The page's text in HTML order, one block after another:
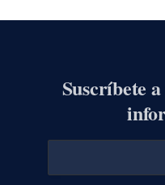
Suscríbete